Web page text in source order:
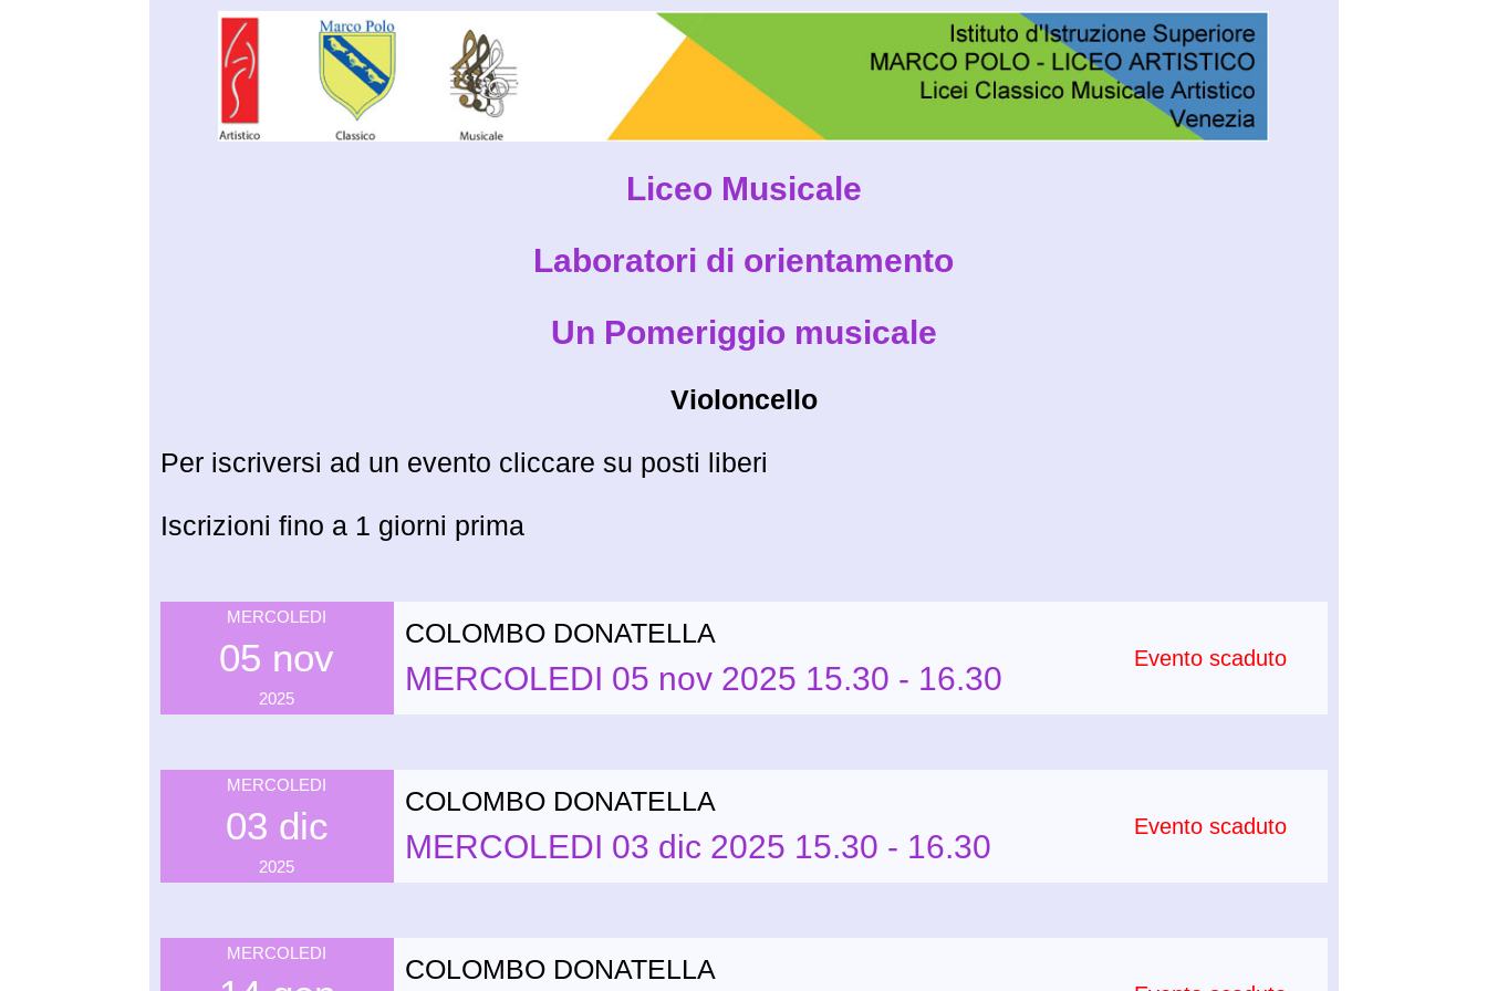
Liceo Musicale
Laboratori di orientamento
Un Pomeriggio musicale
Violoncello
Per iscriversi ad un evento cliccare su posti liberi
Iscrizioni fino a 1 giorni prima
MERCOLEDI
05 nov
2025
COLOMBO DONATELLA
MERCOLEDI 05 nov 2025 15.30 - 16.30
Evento scaduto
MERCOLEDI
03 dic
2025
COLOMBO DONATELLA
MERCOLEDI 03 dic 2025 15.30 - 16.30
Evento scaduto
MERCOLEDI
COLOMBO DONATELLA